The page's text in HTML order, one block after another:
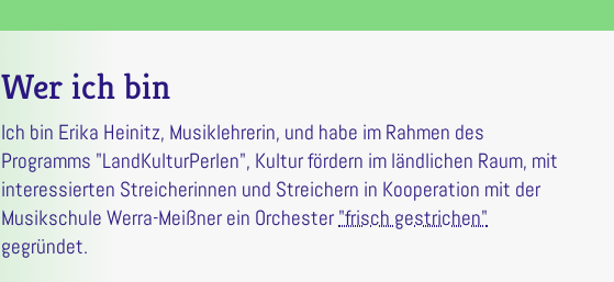
Wer ich bin
Ich bin Erika Heinitz, Musiklehrerin, und habe im Rahmen des
Programms "LandKulturPerlen", Kultur fördern im ländlichen Raum, mit
interessierten Streicherinnen und Streichern in Kooperation mit der
Musikschule Werra-Meißner ein Orchester "frisch gestrichen"
gegründet.